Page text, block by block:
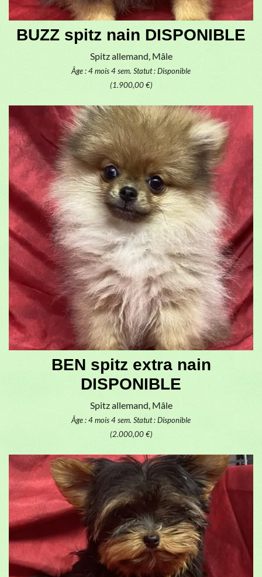
BUZZ spitz nain DISPONIBLE
Spitz allemand, Mâle
Âge : 4 mois 4 sem. Statut : Disponible
(1.900,00 €)
BEN spitz extra nain
DISPONIBLE
Spitz allemand, Mâle
Âge : 4 mois 4 sem. Statut : Disponible
(2.000,00 €)